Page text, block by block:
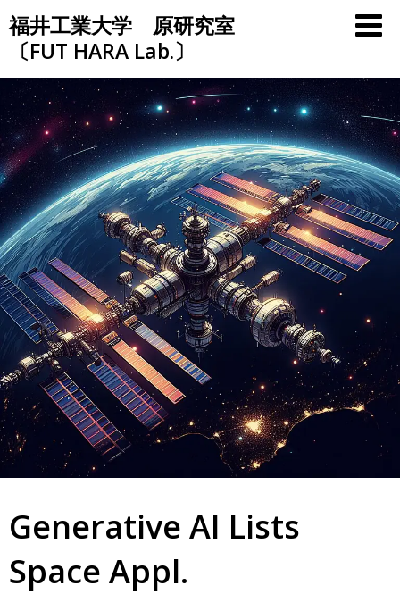
Skip
to
content
福井工業大学 原研究室
〔FUT HARA Lab.〕
Generative AI Lists
Space Appl.